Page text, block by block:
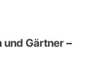
Gärtner –